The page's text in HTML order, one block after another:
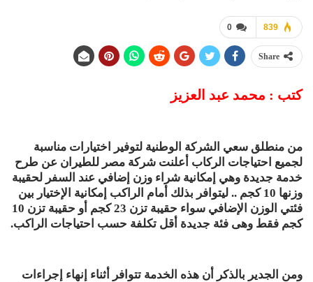
0 839
Share
كتب : محمد عبد العزيز
من منطلق سعي الشركة الوطنية لتوفير اختيارات مناسبة
لجميع احتياجات الركاب أعلنت شركة مصر للطيران عن طرح
خدمة جديدة وهي إمكانية شراء وزن إضافي عند السفر لحقيبة
وزنها 10 كجم .. ليتوافر بذلك أمام الراكب إمكانية الإختيار بين
فئتي الوزن الإضافي سواء حقيبة تزن 23 كجم أو حقيبة تزن 10
كجم فقط وهى فئة جديدة أقل تكلفة حسب احتياجات الراكب.
ومن الجدير بالذكر أن هذه الخدمة تتوافر أثناء إنهاء إجراءات